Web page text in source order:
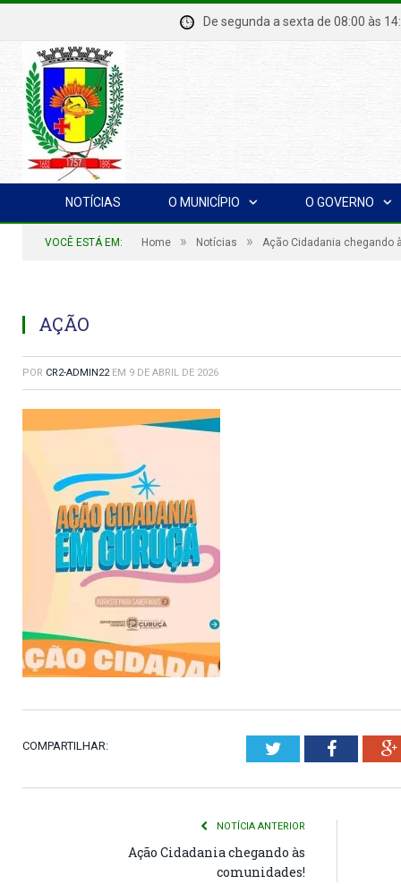
De segunda a sexta de 08:00
NOTÍCIAS O MUNICÍPIO O GOVERNO
VOCÊ ESTÁ EM: Home » Notícias » Ação Cidadania chegando
AÇÃO
POR CR2-ADMIN22 EM 9 DE ABRIL DE 2026
COMPARTILHAR: Twitter
NOTÍCIA ANTERIOR
Ação Cidadania chegando às
comunidades!